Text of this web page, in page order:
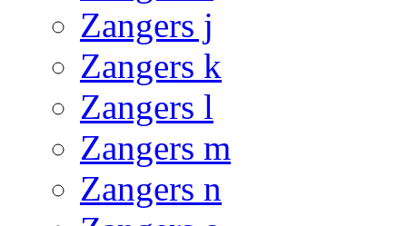
Zangers j
Zangers k
Zangers l
Zangers m
Zangers n